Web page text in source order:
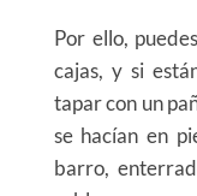
Por ello,
cajas, y si
tapar con un
se hacían en
barro,